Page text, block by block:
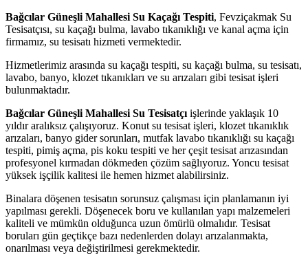
Bağcılar Güneşli Mahallesi Su Kaçağı Tespiti, Fevziçakmak Su
Tesisatçısı, su kaçağı bulma, lavabo tıkanıklığı ve kanal açma için
firmamız, su tesisatı hizmeti vermektedir.
Hizmetlerimiz arasında su kaçağı tespiti, su kaçağı bulma, su tesisatı,
lavabo, banyo, klozet tıkanıkları ve su arızaları gibi tesisat işleri
bulunmaktadır.
Bağcılar Güneşli Mahallesi Su Tesisatçı işlerinde yaklaşık 10
yıldır aralıksız çalışıyoruz. Konut su tesisat işleri, klozet tıkanıklık
arızaları, banyo gider sorunları, mutfak lavabo tıkanıklığı su kaçağı
tespiti, pimiş açma, pis koku tespiti ve her çeşit tesisat arızasından
profesyonel kırmadan dökmeden çözüm sağlıyoruz. Yoncu tesisat
yüksek işçilik kalitesi ile hemen hizmet alabilirsiniz.
Binalara döşenen tesisatın sorunsuz çalışması için planlamanın iyi
yapılması gerekli. Döşenecek boru ve kullanılan yapı malzemeleri
kaliteli ve mümkün olduğunca uzun ömürlü olmalıdır. Tesisat
boruları gün geçtikçe bazı nedenlerden dolayı arızalanmakta,
onarılması veya değiştirilmesi gerekmektedir.